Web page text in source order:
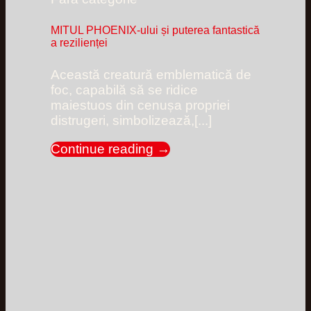
MITUL PHOENIX-ului și puterea fantastică
a rezilienței
Această creatură emblematică de
foc, capabilă să se ridice
maiestuos din cenușa propriei
distrugeri, simbolizează,[...]
Continue reading →